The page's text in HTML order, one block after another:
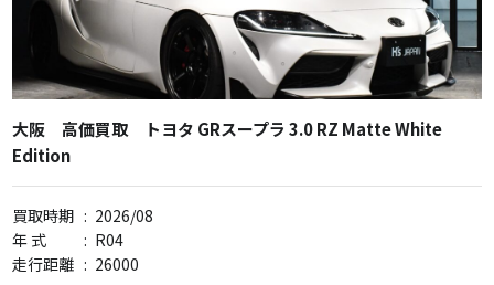
大阪 高価買取 トヨタ GRスープラ 3.0 RZ Matte White
Edition
買取時期 : 2026/08
年 式
: R04
走行距離 : 26000